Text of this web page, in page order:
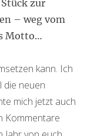
zur
– weg vom
Motto…
kann. Ich
die neuen
mich jetzt auch
Kommentare